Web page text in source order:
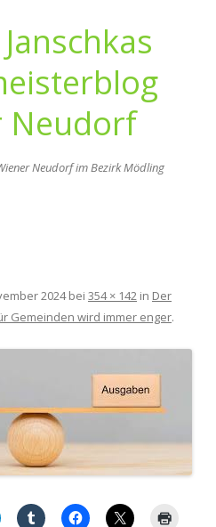
Neudorf
Neudorf im Bezirk Mödling
2024bei 354 × 142 in Der
Gemeinden wird immer enger.